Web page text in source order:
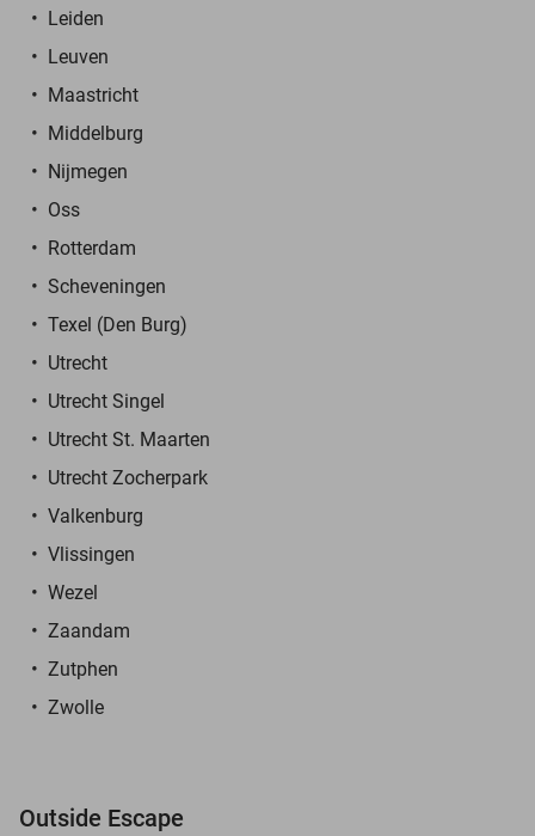
Leiden
Leuven
Maastricht
Middelburg
Nijmegen
Oss
Rotterdam
Scheveningen
Texel (Den Burg)
Utrecht
Utrecht Singel
Utrecht St. Maarten
Utrecht Zocherpark
Valkenburg
Vlissingen
Wezel
Zaandam
Zutphen
Zwolle
Outside Escape